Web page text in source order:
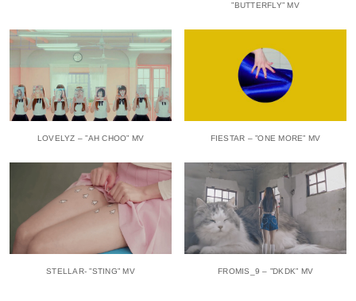
”BUTTERFLY” MV
LOVELYZ – ”AH CHOO” MV FIESTAR – ”ONE MORE” MV
STELLAR- ”STING” MV FROMIS_9 – ”DKDK” MV